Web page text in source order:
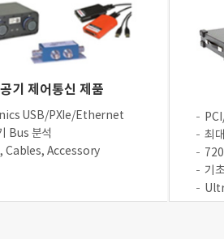
기 제어통신 제품
USB/PXIe/Ethernet
Bus 분석
Cables, Accessory
최
기